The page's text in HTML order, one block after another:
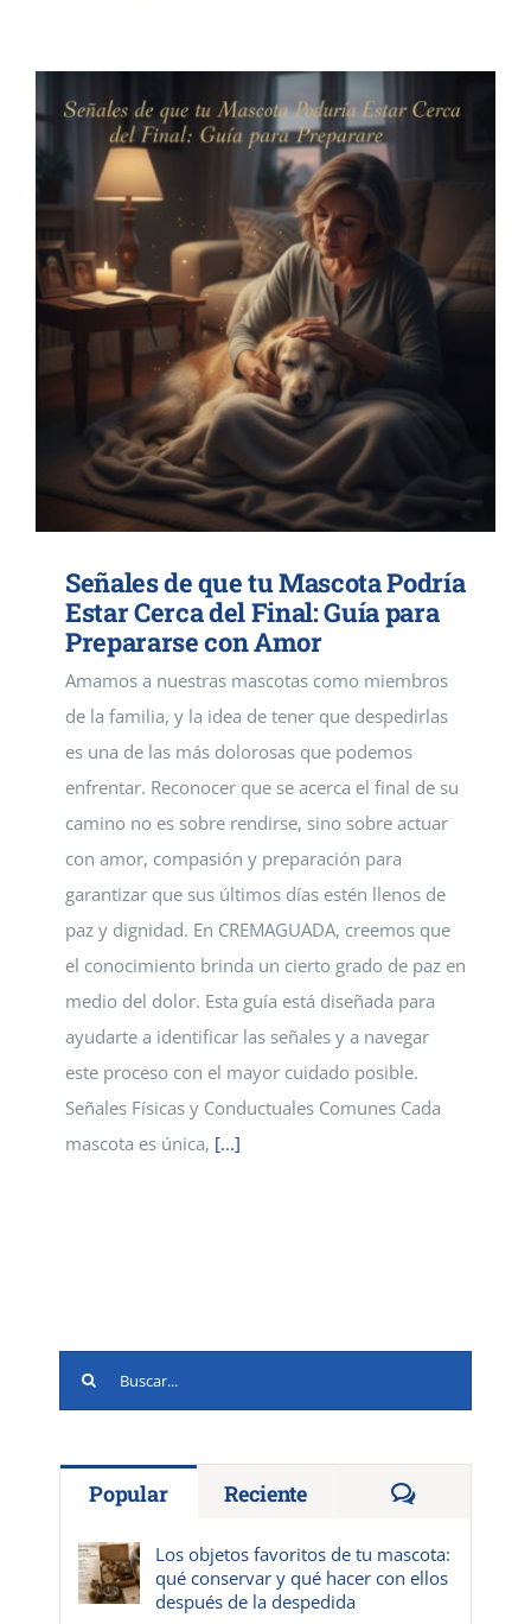
Señales de que tu Mascota Podría
Estar Cerca del Final: Guía para
Prepararse con Amor
Amamos a nuestras mascotas como miembros
de la familia, y la idea de tener que despedirlas
es una de las más dolorosas que podemos
enfrentar. Reconocer que se acerca el final de su
camino no es sobre rendirse, sino sobre actuar
con amor, compasión y preparación para
garantizar que sus últimos días estén llenos de
paz y dignidad. En CREMAGUADA, creemos que
el conocimiento brinda un cierto grado de paz en
medio del dolor. Esta guía está diseñada para
ayudarte a identificar las señales y a navegar
este proceso con el mayor cuidado posible.
Señales Físicas y Conductuales Comunes Cada
mascota es única, [...]
Buscar:
Popular Reciente
Los objetos favoritos de tu mascota:
qué conservar y qué hacer con ellos
después de la despedida